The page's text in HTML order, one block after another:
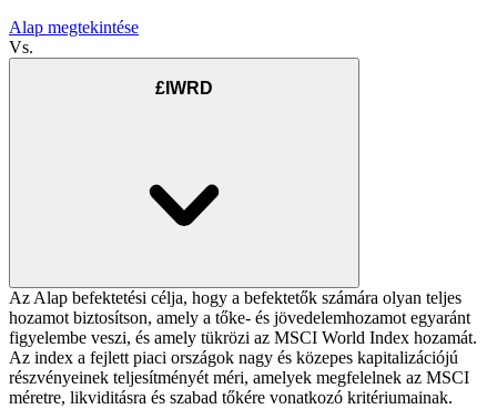
Alap megtekintése
Vs.
£IWRD
Az Alap befektetési célja, hogy a befektetők számára olyan teljes
hozamot biztosítson, amely a tőke- és jövedelemhozamot egyaránt
figyelembe veszi, és amely tükrözi az MSCI World Index hozamát.
Az index a fejlett piaci országok nagy és közepes kapitalizációjú
részvényeinek teljesítményét méri, amelyek megfelelnek az MSCI
méretre, likviditásra és szabad tőkére vonatkozó kritériumainak.